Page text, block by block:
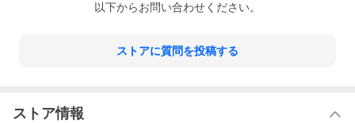
以下からお問い合わせください。
ストアに質問を投稿する
ストア情報